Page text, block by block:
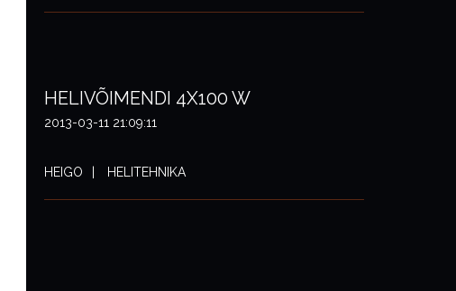
HELIVÕIMENDI 4X100 W
2013-03-11 21:09:11
HEIGO HELITEHNIKA